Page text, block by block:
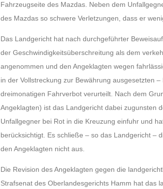
Fahrzeugseite des Mazdas. Neben dem
des Mazdas so schwere Verletzungen, dass er
Das Landgericht hat nach durchgeführter
der Geschwindigkeitsüberschreitung als dem
angenommen und den Angeklagten wegen
in der Vollstreckung zur Bewährung ausgesetzten
dreimonatigen Fahrverbot verurteilt. Nach dem
Angeklagten) ist das Landgericht dabei zugunsten
Unfallgegner bei Rot in die Kreuzung einfuhr und
berücksichtigt. Es schließe – so das Landgericht –
den Angeklagten nicht aus.
Die Revision des Angeklagten gegen die
Strafsenat des Oberlandesgerichts Hamm hat das